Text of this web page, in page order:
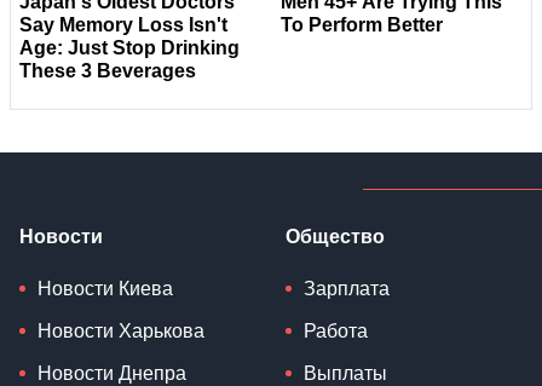
Новости
Новости Киева
Новости Харькова
Новости Днепра
Общество
Зарплата
Работа
Выплаты